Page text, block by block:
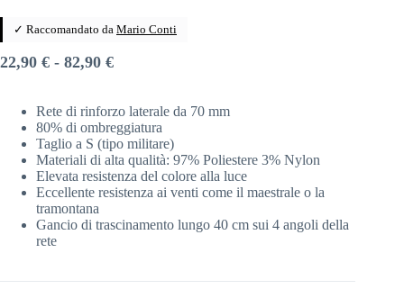
✓ Raccomandato da Mario Conti
22,90 € - 82,90 €Fascia
da
22,90 €
a
82,90 €
Rete di rinforzo laterale da 70 mm
80% di ombreggiatura
Taglio a S (tipo militare)
Materiali di alta qualità: 97% Poliestere 3% Nylon
Elevata resistenza del colore alla luce
Eccellente resistenza ai venti come il maestrale o la
tramontana
Gancio di trascinamento lungo 40 cm sui 4 angoli della
rete